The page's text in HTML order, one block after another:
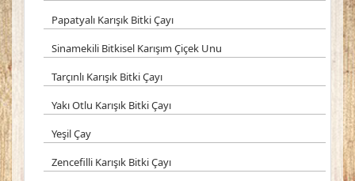
Papatyalı Karışık Bitki Çayı
Sinamekili Bitkisel Karışım Çiçek Unu
Tarçınlı Karışık Bitki Çayı
Yakı Otlu Karışık Bitki Çayı
Yeşil Çay
Zencefilli Karışık Bitki Çayı